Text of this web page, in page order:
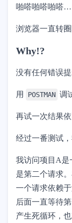
啪嗒啪嗒啪嗒
浏览器一直转
Why!?
没有任何错误
用 POSTMAN 调
再试一次结果
经过一番测试
我访问项目A是
是第二个请求
一个请求依赖
后面一直等待
产生死循环，